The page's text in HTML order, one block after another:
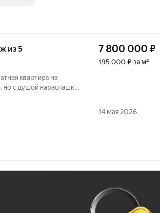
из 5
квартира на
утро начинается с
7 800 000 ₽
195 000 ₽ за м²
14 мая 2026